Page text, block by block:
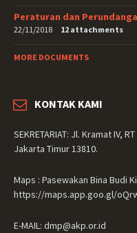
Peraturan dan
22/11/2018 12 attachments
MORE DOCUMENTS
KONTAK KAMI
SEKRETARIAT: Jl. Kramat IV,
Jakarta Timur 13810.
Maps : Pasewakan Bina Budi
https://maps.app.goo.gl/
E-MAIL: dmp@akp.or.id